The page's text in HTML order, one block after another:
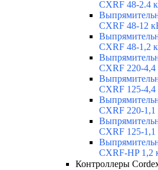
CXRF 48-2.4
CXRF 48-12
CXRF 48-1,2
CXRF 220-4,4
CXRF 125-4,4
CXRF 220-1,1
CXRF 125-1,1
CXRF-HP 1,2
Контроллеры